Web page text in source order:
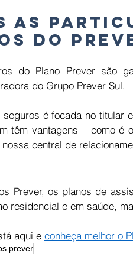
as
do
do Plano Prever são
do Grupo Prever Sul.
é focada no titular
têm vantagens – como é
central de
Prever, os planos de
residencial e em saúde,
aqui e conheça melhor o
prever